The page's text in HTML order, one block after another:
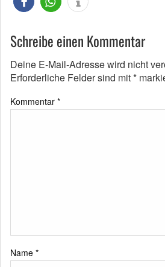
Schreibe einen Kommentar
Deine E-Mail-Adresse wird nicht
Erforderliche Felder sind mit*
Kommentar *
Name *